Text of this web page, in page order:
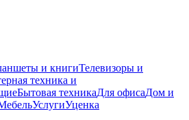
и книгиТелевизоры и
техника и
Бытовая техникаДля офисаДом и
УслугиУценка